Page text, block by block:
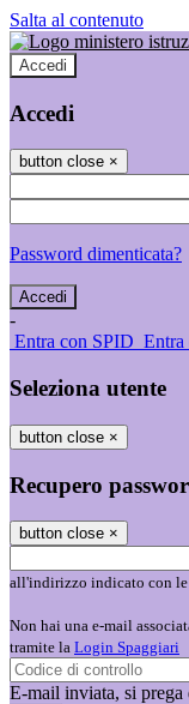
Salta al contenuto
Accedi
Accedi
button close ×
Password dimenticata?
-
Entra con SPID Entra
Seleziona utente
button close ×
Recupero
button close ×
all'indirizzo indicato con le
Non hai una e-mail
tramite la Login Spaggiari
E-mail inviata, si prega